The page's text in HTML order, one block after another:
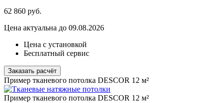
62 860 руб.
Цена актуальна до 09.08.2026
Цена с установкой
Бесплатный сервис
Заказать расчёт
Пример тканевого потолка DESCOR 12 м²
Пример тканевого потолка DESCOR 12 м²